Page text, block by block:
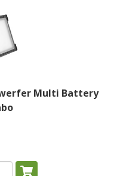
Multi Battery